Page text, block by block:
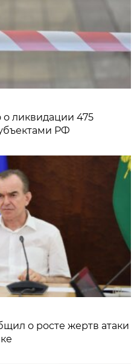
ликвидации 475
РФ
о росте жертв атаки